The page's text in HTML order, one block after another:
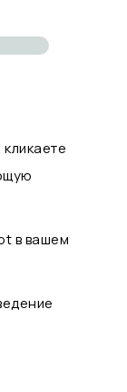
в вашем